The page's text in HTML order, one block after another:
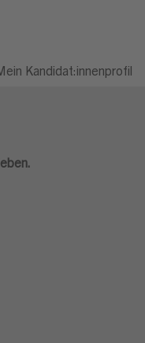
Kandidat:innenprofil